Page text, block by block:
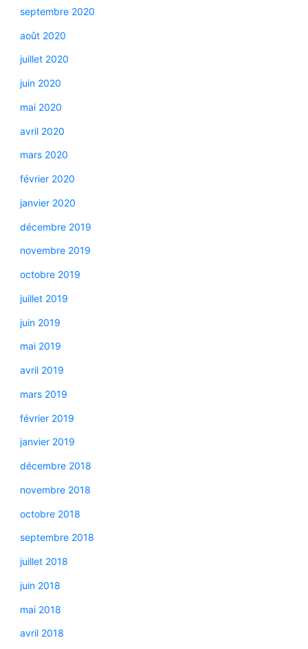
septembre 2020
août 2020
juillet 2020
juin 2020
mai 2020
avril 2020
mars 2020
février 2020
janvier 2020
décembre 2019
novembre 2019
octobre 2019
juillet 2019
juin 2019
mai 2019
avril 2019
mars 2019
février 2019
janvier 2019
décembre 2018
novembre 2018
octobre 2018
septembre 2018
juillet 2018
juin 2018
mai 2018
avril 2018